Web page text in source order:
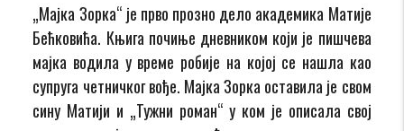
„Мајка Зорка“ је прво прозно дело академика Матије
Бећковића. Књига почиње дневником који је пишчева
мајка водила у време робије на којој се нашла као
супруга четничког вође. Мајка Зорка оставила је свом
сину Матији и „Тужни роман“ у ком је описала свој